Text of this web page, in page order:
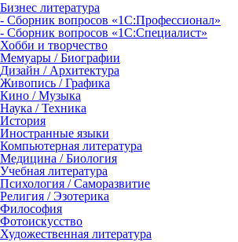
Бизнес литература
- Сборник вопросов «1С:Профессионал»
- Сборник вопросов «1С:Специалист»
Хобби и творчество
Мемуары / Биографии
Дизайн / Архитектура
Живопись / Графика
Кино / Музыка
Наука / Техника
История
Иностранные языки
Компьютерная литература
Медицина / Биология
Учебная литература
Психология / Саморазвитие
Религия / Эзотерика
Философия
Фотоискусство
Художественная литература